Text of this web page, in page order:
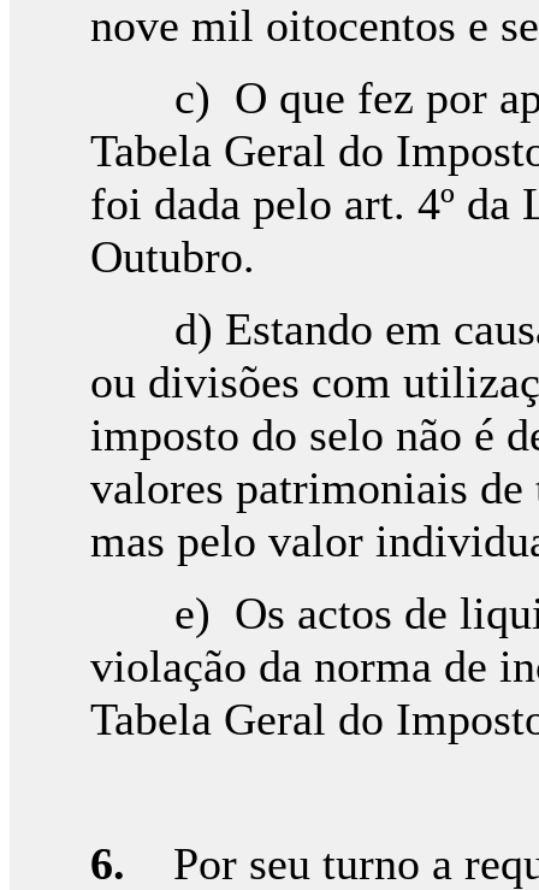
nove mil oitocentos e
c) O que fez por
Tabela Geral do
foi dada pelo art. 4º da
Outubro.
d) Estando em
ou divisões com
imposto do selo não é
valores patrimoniais de
mas pelo valor
e) Os actos de
violação da norma de
Tabela Geral do
6. Por seu turno a